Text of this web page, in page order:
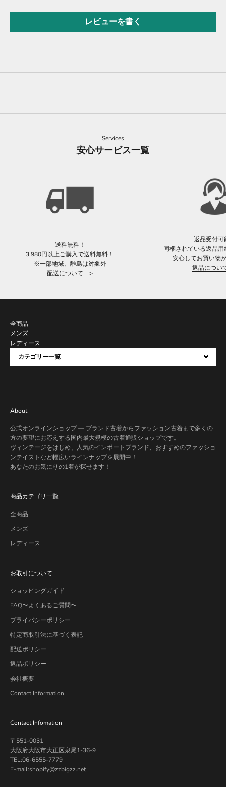
レビューを書く
Services
安心サービス一覧
送料無料！
3,980円以上ご購入で送料無料！
※一部地域、離島は対象外
配送について >
返品受付可
同梱されている返品
安心してお買い物
返品につ
全商品
メンズ
レディース
カテゴリー一覧
About
公式オンラインショップ — ブランド古着からファッション古着まで多くの
方の要望にお応えする国内最大規模の古着通販ショップです。
ヴィンテージをはじめ、人気のインポートブランド、おすすめのファッショ
ンテイストなど幅広いラインナップを展開中！
あなたのお気にりの1着が探せます！
商品カテゴリ一覧
全商品
メンズ
レディース
お取引について
ショッピングガイド
FAQ〜よくあるご質問〜
プライバシーポリシー
特定商取引法に基づく表記
配送ポリシー
返品ポリシー
会社概要
Contact Information
Contact Infomation
〒551-0031
大阪府大阪市大正区泉尾1-36-9
TEL:06-6555-7779
E-mail:shopify@zzbigzz.net